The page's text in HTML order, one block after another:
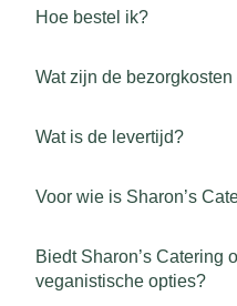
Hoe bestel ik?
Wat zijn de
Wat is de levertijd?
Voor wie is Sharon’s
Biedt Sharon’s Catering
veganistische opties?